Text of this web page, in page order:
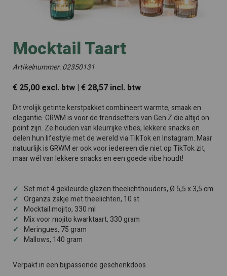
Mocktail Taart
Artikelnummer: 02350131
€ 25,00 excl. btw | € 28,57 incl. btw
Dit vrolijk getinte kerstpakket combineert warmte, smaak en
elegantie. GRWM is voor de trendsetters van Gen Z die altijd on
point zijn. Ze houden van kleurrijke vibes, lekkere snacks en
delen hun lifestyle met de wereld via TikTok en Instagram. Maar
natuurlijk is GRWM er ook voor iedereen die niet op TikTok zit,
maar wél van lekkere snacks en een goede vibe houdt!
Set met 4 gekleurde glazen theelichthouders, Ø 5,5 x 3,5 cm
Organza zakje met theelichten, 10 st
Mocktail mojito, 330 ml
Mix voor mojito kwarktaart, 330 gram
Meringues, 75 gram
Mallows, 140 gram
Verpakt in een bijpassende geschenkdoos